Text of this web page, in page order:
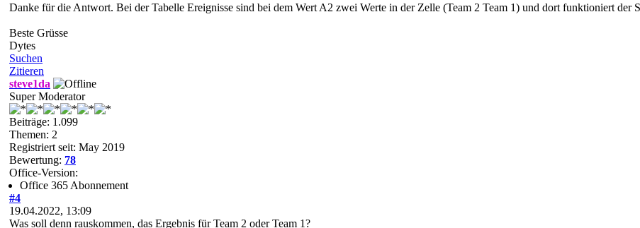
Danke für die Antwort. Bei der Tabelle Ereignisse sind bei dem Wert A2 zwei Werte in der Zelle (Team 2 Team 1) und dort funktioniert der
Beste Grüsse
Dytes
Suchen
Zitieren
steve1da
Super Moderator
Beiträge: 1.099
Themen: 2
Registriert seit: May 2019
Bewertung: 78
Office-Version:
Office 365 Abonnement
#4
19.04.2022, 13:09
Was soll denn rauskommen, das Ergebnis für Team 2 oder Team 1?